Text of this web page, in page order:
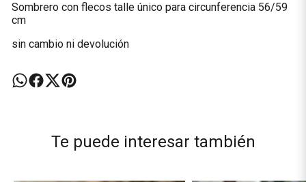
Sombrero con flecos talle único para circunferencia 56/59
cm
sin cambio ni devolución
Te puede interesar también